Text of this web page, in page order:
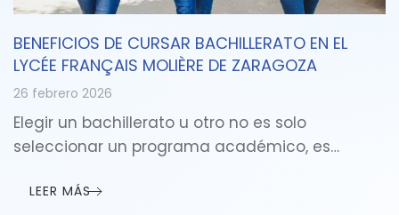
BENEFICIOS DE CURSAR BACHILLERATO EN EL
LYCÉE FRANÇAIS MOLIÈRE DE ZARAGOZA
26 febrero 2026
Elegir un bachillerato u otro no es solo
seleccionar un programa académico, es…
LEER MÁS